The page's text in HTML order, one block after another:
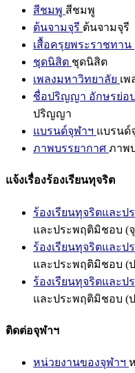
สีชมพู สีชมพู
ต้นจามจุรี ต้นจามจุรี
เสื้อครุยพระราชทาน
ชุดนิสิต ชุดนิสิต
เพลงมหาวิทยาลัย เ
ชื่อปริญญา อักษรย่อ
ปริญญา
แบรนด์จุฬาฯ แบรนด์
ภาพบรรยากาศ ภาพ
แจ้งเรื่องร้องเรียนทุจริต
ร้องเรียนทุจริตและ
และประพฤติมิชอบ (
ร้องเรียนทุจริตและ
และประพฤติมิชอบ (
ร้องเรียนทุจริตและ
และประพฤติมิชอบ (
ติดต่อจุฬาฯ
หน่วยงานของจุฬาฯ